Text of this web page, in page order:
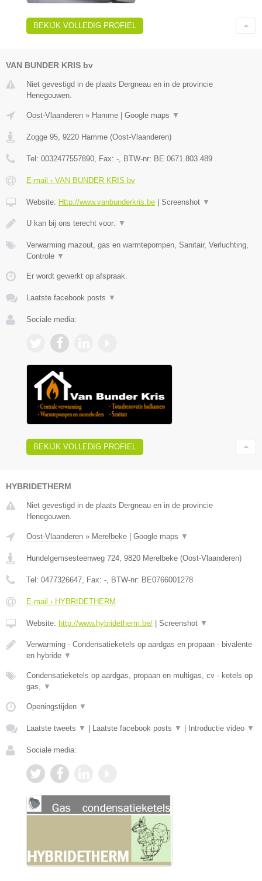
BEKIJK VOLLEDIG PROFIEL
VAN BUNDER KRIS bv
Niet gevestigd in de plaats Dergneau en in de provincie
Henegouwen.
Oost-Vlaanderen » Hamme Google maps ▼
Zogge 95, 9220 Hamme (Oost-Vlaanderen)
Tel: 0032477557890, Fax: -, BTW-nr: BE 0671.803.489
E-mail › VAN BUNDER KRIS bv
Website: Http://www.vanbunderkris.be Screenshot ▼
U kan bij ons terecht voor: ▼
Verwarming mazout, gas en warmtepompen, Sanitair, Verluchting,
Controle ▼
Er wordt gewerkt op afspraak.
Laatste facebook posts ▼
Sociale media:
BEKIJK VOLLEDIG PROFIEL
HYBRIDETHERM
Niet gevestigd in de plaats Dergneau en in de provincie
Henegouwen.
Oost-Vlaanderen » Merelbeke | Google maps ▼
Hundelgemsesteenweg 724 9820 Merelbeke (Oost-Vlaanderen)
Tel: 0477326647 , Fax: - , BTW-nr: BE0766001278
E-mail › HYBRIDETHERM
Website: http://www.hybridetherm.be/ | Screenshot ▼
Verwarming - Condensatieketels op aardgas en propaan - bivalente
en hybride ▼
Condensatieketels op aardgas, propaan en multigas, cv - ketels op
gas,
▼
Openingstijden ▼
Laatste tweets ▼ | Laatste facebook posts ▼ | Introductie video ▼
Sociale media: